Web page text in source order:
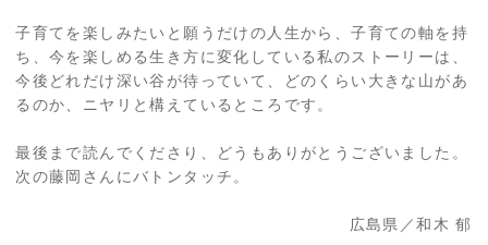
子育てを楽しみたいと願うだけの人生から、子育ての軸を持
ち、今を楽しめる生き方に変化している私のストーリーは、
今後どれだけ深い谷が待っていて、どのくらい大きな山があ
るのか、ニヤリと構えているところです。
最後まで読んでくださり、どうもありがとうございました。
次の藤岡さんにバトンタッチ。
広島県／和木 郁